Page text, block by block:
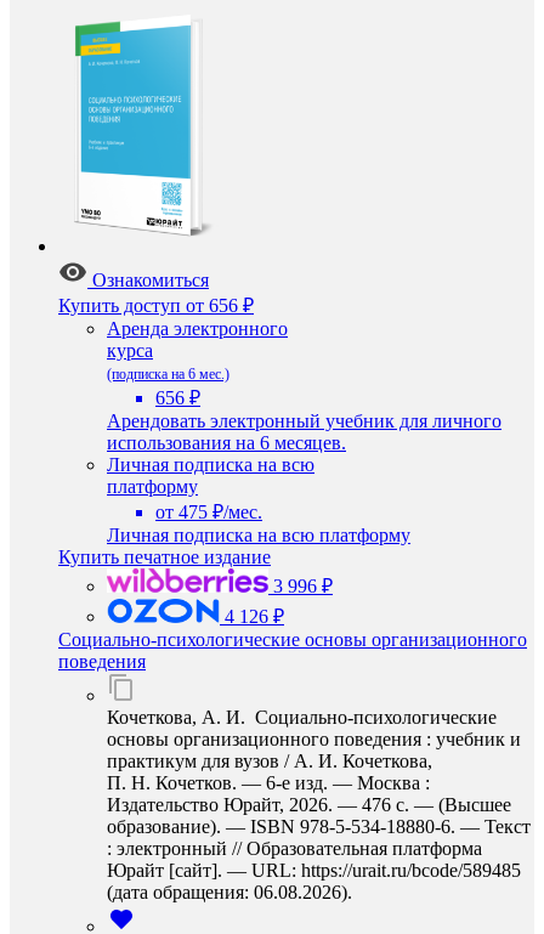
Ознакомиться
Купить доступ от 656 ₽
Аренда электронного
курса
(подписка на 6 мес.)
656 ₽
Арендовать электронный учебник для личного
использования на 6 месяцев.
Личная подписка на всю
платформу
от 475 ₽/мес.
Личная подписка на всю платформу
Купить печатное издание
3 996 ₽
4 126 ₽
Социально-психологические основы организационного
поведения
Кочеткова, А. И. Социально-психологические
основы организационного поведения : учебник и
практикум для вузов / А. И. Кочеткова,
П. Н. Кочетков. — 6-е изд. — Москва :
Издательство Юрайт, 2026. — 476 с. — (Высшее
образование). — ISBN 978-5-534-18880-6. — Текст
: электронный // Образовательная платформа
Юрайт [сайт]. — URL: https://urait.ru/bcode/589485
(дата обращения: 06.08.2026).